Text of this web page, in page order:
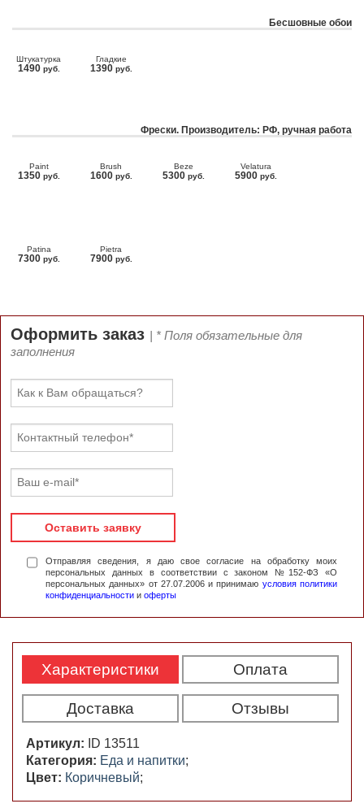
Бесшовные обои
Штукатурка
1490 руб.
Гладкие
1390 руб.
Фрески. Производитель: РФ, ручная работа
Paint
1350 руб.
Brush
1600 руб.
Beze
5300 руб.
Velatura
5900 руб.
Patina
7300 руб.
Pietra
7900 руб.
Оформить заказ | * Поля обязательные для
заполнения
Оставить заявку
Отправляя сведения, я даю свое согласие на обработку моих
персональных данных в соответствии с законом №152-ФЗ «О
персональных данных» от 27.07.2006 и принимаю условия политики
конфиденциальности и оферты
Характеристики Оплата
Доставка Отзывы
Артикул:
ID 13511
Категория: Еда и напитки;
Цвет: Коричневый;